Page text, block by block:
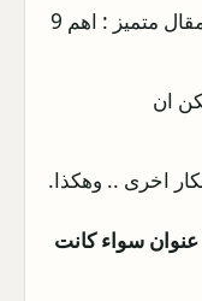
الموضوع لمزيد من النصائح حول كتابه مقال متميز : اهم 9
ان
اخرى .. وهكذا.
سواء كانت